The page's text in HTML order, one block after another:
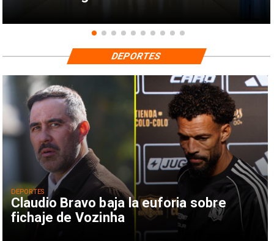
Claudio Bravo baja la euforia sobre
fichaje de Vozinha
DEPORTES
DEPORTES